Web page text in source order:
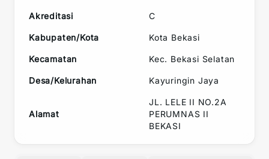
Akreditasi C
Kabupaten/Kota Kota Bekasi
Kecamatan Kec. Bekasi Selatan
Desa/Kelurahan Kayuringin Jaya
Alamat
JL. LELE II NO.2A
PERUMNAS II
BEKASI